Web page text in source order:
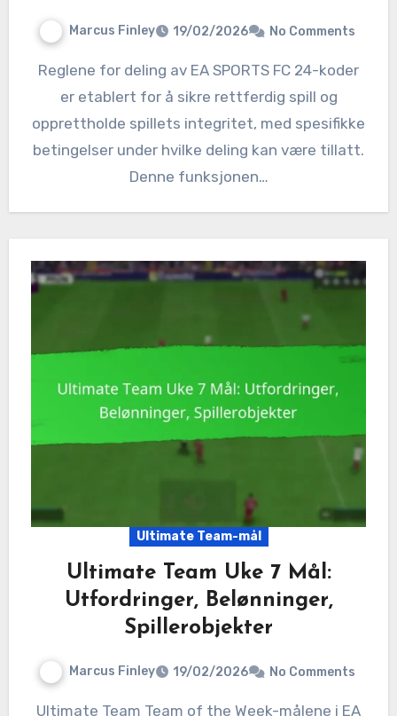
Marcus Finley 19/02/2026 No Comments
Reglene for deling av EA SPORTS FC 24-koder
er etablert for å sikre rettferdig spill og
opprettholde spillets integritet, med spesifikke
betingelser under hvilke deling kan være tillatt.
Denne funksjonen…
Ultimate Team-mål
Ultimate Team Uke 7 Mål:
Utfordringer, Belønninger,
Spillerobjekter
Marcus Finley 19/02/2026 No Comments
Ultimate Team Team of the Week-målene i EA